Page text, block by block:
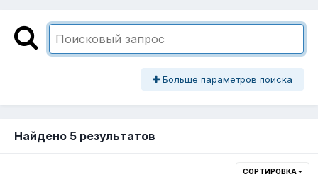
Больше параметров поиска
Найдено 5 результатов
СОРТИРОВКА